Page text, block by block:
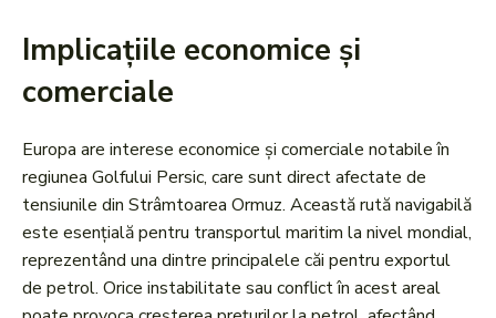
Implicațiile economice și
comerciale
Europa are interese economice și comerciale notabile în
regiunea Golfului Persic, care sunt direct afectate de
tensiunile din Strâmtoarea Ormuz. Această rută navigabilă
este esențială pentru transportul maritim la nivel mondial,
reprezentând una dintre principalele căi pentru exportul
de petrol. Orice instabilitate sau conflict în acest areal